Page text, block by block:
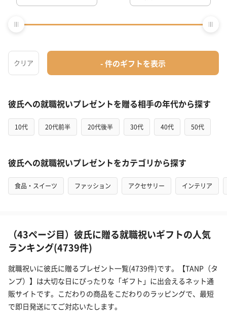
＜ 42 43 44
彼氏への就職祝いプレゼントを贈る相手の年代から探す
10代 20代前半 20代後半 30代 40代 50代
彼氏への就職祝いプレゼントをカテゴリから探す
食品・スイーツ ファッション アクセサリー インテリア
（43ページ目）彼氏に贈る就職祝いギフトの人気
ランキング(4739件)
就職祝いに彼氏に贈るプレゼント一覧(4739件)です。【TANP（タ
ンプ）】は大切な日にぴったりな「ギフト」に出会えるネット通
販サイトです。こだわりの商品をこだわりのラッピングで、最短
で即日発送にてご対応いたします。